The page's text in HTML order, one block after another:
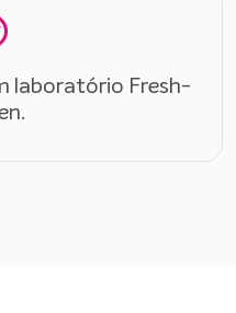
laboratório Fresh-